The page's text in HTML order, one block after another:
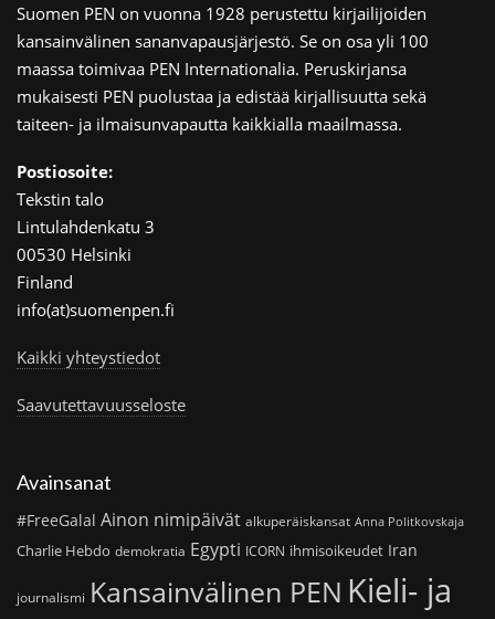
Suomen PEN on vuonna 1928 perustettu kirjailijoiden
kansainvälinen sananvapausjärjestö. Se on osa yli 100
maassa toimivaa PEN Internationalia. Peruskirjansa
mukaisesti PEN puolustaa ja edistää kirjallisuutta sekä
taiteen- ja ilmaisunvapautta kaikkialla maailmassa.
Postiosoite:
Tekstin talo
Lintulahdenkatu 3
00530 Helsinki
Finland
info(at)suomenpen.fi
Kaikki yhteystiedot
Saavutettavuusseloste
Avainsanat
#FreeGalal Ainon nimipäivät alkuperäiskansat Anna Politkovskaja
Charlie Hebdo demokratia Egypti ICORN ihmisoikeudet Iran
journalismi Kansainvälinen PEN Kieli- ja